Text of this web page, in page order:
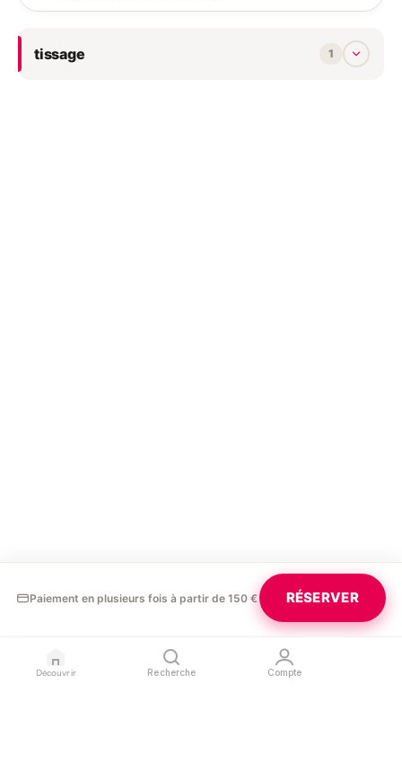
Découvrir Recherche Compte
tissage 1
Paiement en plusieurs fois à partir de 150 € RÉSERVER